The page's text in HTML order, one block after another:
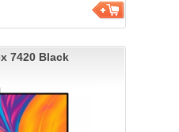
7420 Black